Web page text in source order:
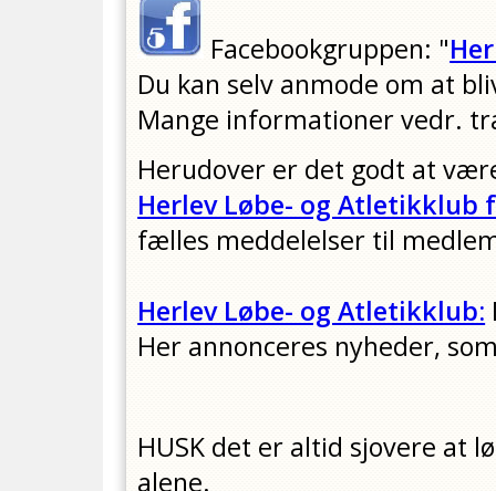
Facebookgruppen: "
Du kan selv anmode om at
Mange informationer vedr.
Herudover er det godt at
Herlev Løbe- og Atletikklub
fælles meddelelser til
Herlev Løbe- og Atletikklub:
Her annonceres nyheder,
HUSK det er altid sjovere at
alene.